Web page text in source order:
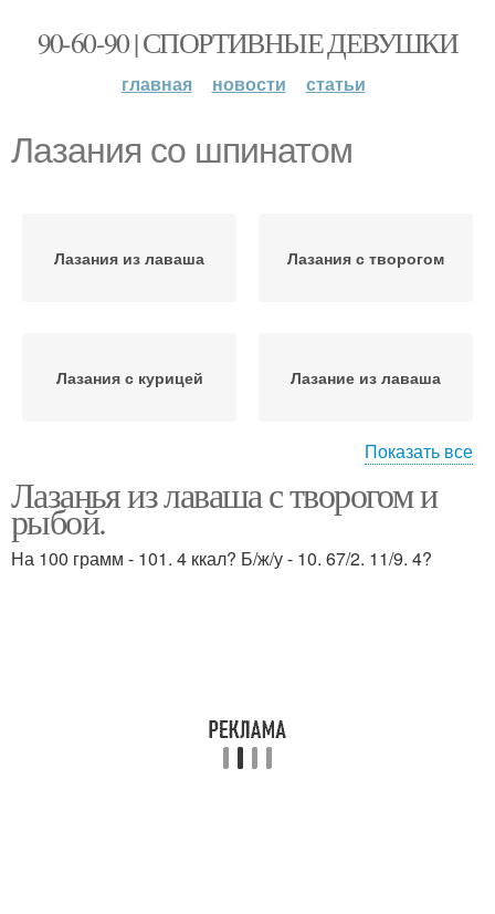
90-60-90 | СПОРТИВНЫЕ ДЕВУШКИ
главная новости статьи
Лазания со шпинатом
Лазания из лаваша Лазания с творогом
Лазания с курицей Лазание из лаваша
Лазания с фаршем Лазания со сладким
Показать все
Лазанья из лаваша с творогом и
рыбой.
На 100 грамм - 101. 4 ккал? Б/ж/у - 10. 67/2. 11/9. 4?